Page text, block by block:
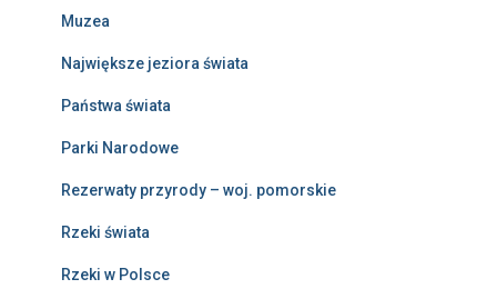
Muzea
Największe jeziora świata
Państwa świata
Parki Narodowe
Rezerwaty przyrody – woj. pomorskie
Rzeki świata
Rzeki w Polsce